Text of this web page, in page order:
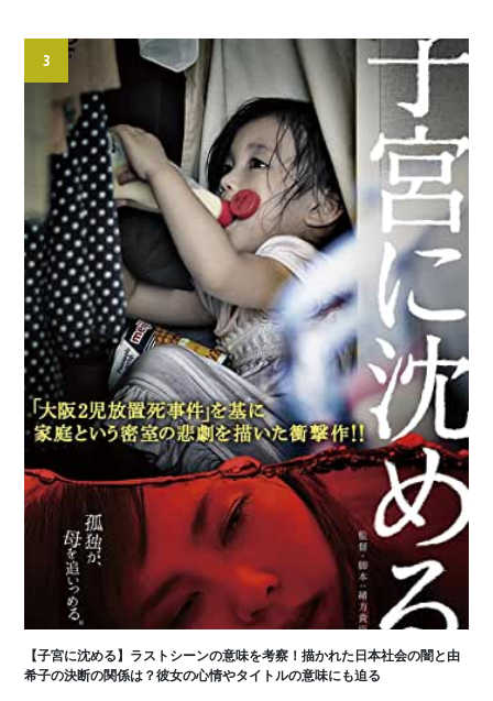
3
【子宮に沈める】ラストシーンの意味を考察！描かれた日本社会の闇と由
希子の決断の関係は？彼女の心情やタイトルの意味にも迫る